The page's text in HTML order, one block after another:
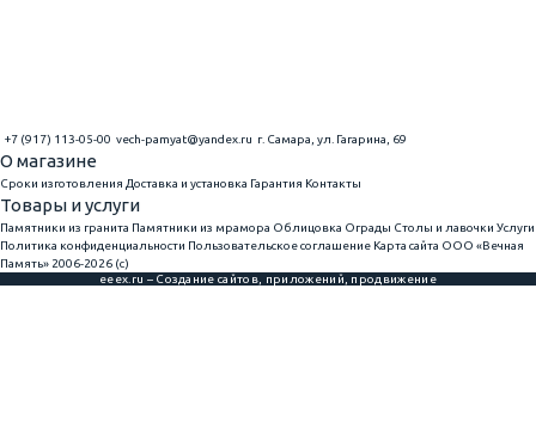
+7 (917) 113-05-00 vech-pamyat@yandex.ru г. Самара, ул. Гагарина, 69
О магазине
Сроки изготовления Доставка и установка Гарантия Контакты
Товары и услуги
Памятники из гранита Памятники из мрамора Облицовка Ограды Столы и лавочки Услуги
Политика конфиденциальности Пользовательское соглашение Карта сайта ООО «Вечная
Память» 2006-2026 (с)
eeex.ru – Создание сайтов, приложений, продвижение